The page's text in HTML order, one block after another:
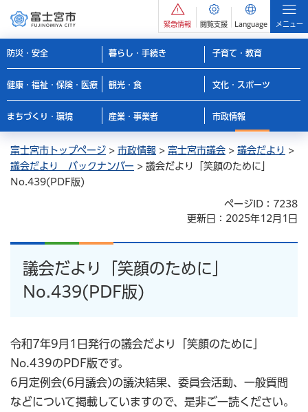
緊急情報 閲覧支援 Language メニュー
防災・安全 暮らし・手続き 子育て・教育
健康・福祉・保険・医療 観光・食 文化・スポーツ
まちづくり・環境 産業・事業者 市政情報
富士宮市トップページ > 市政情報 > 富士宮市議会 > 議会だより >
議会だより バックナンバー > 議会だより「笑顔のために」
No.439(PDF版)
ページID：7238
更新日：2025年12月1日
議会だより「笑顔のために」
No.439(PDF版)
令和7年9月1日発行の議会だより「笑顔のために」
No.439のPDF版です。
6月定例会(6月議会)の議決結果、委員会活動、一般質問
などについて掲載していますので、是非ご一読ください。